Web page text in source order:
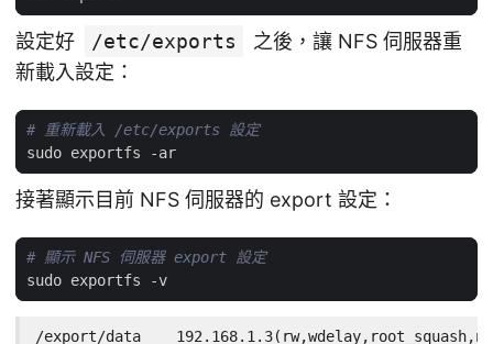
設定好 /etc/exports
之後，讓 NFS 伺服器重
新載入設定：
# 重新載入 /etc/exports 設定
接著顯示目前 NFS 伺服器的 export 設定：
# 顯示 NFS 伺服器 export 設定
/export/data